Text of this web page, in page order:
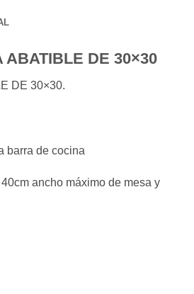
ABATIBLE DE 30×30
DE 30×30.
barra de cocina
ancho máximo de mesa y